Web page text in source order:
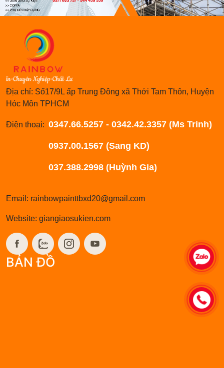
Địa chỉ: Số17/9L ấp Trung Đông xã Thới Tam Thôn, Huyện
Hóc Môn TPHCM
Điện thoại: 0347.66.5257 - 0342.42.3357 (Ms Trinh)
0937.00.1567 (Sang KD)
037.388.2998 (Huỳnh Gia)
Email: rainbowpainttbxd20@gmail.com
Website: giangiaosukien.com
BẢN ĐỒ